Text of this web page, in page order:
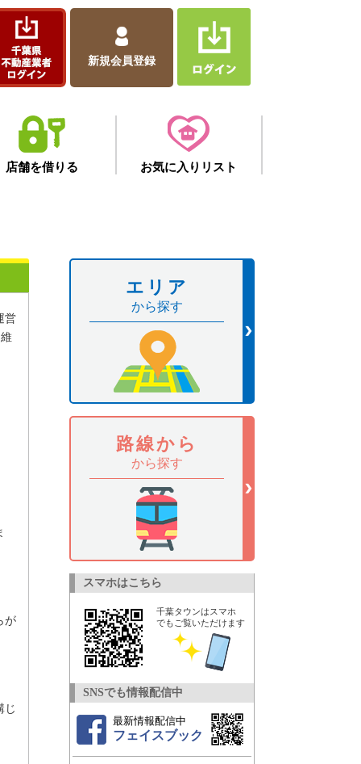
新規会員登録
店舗を借りる お気に入りリスト
営
が
じ
エリア
から探す
路線から
から探す
スマホはこちら
千葉タウンはスマホ
でもご覧いただけます
SNSでも情報配信中
最新情報配信中
フェイスブック